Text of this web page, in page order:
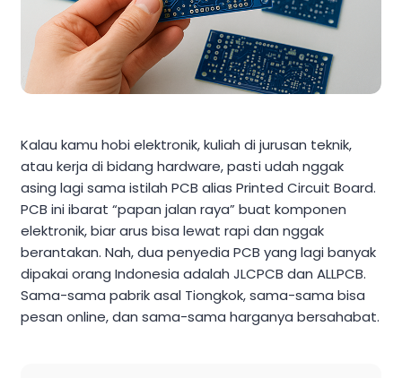
Kalau kamu hobi elektronik, kuliah di jurusan teknik,
atau kerja di bidang hardware, pasti udah nggak
asing lagi sama istilah PCB alias Printed Circuit Board.
PCB ini ibarat “papan jalan raya” buat komponen
elektronik, biar arus bisa lewat rapi dan nggak
berantakan. Nah, dua penyedia PCB yang lagi banyak
dipakai orang Indonesia adalah JLCPCB dan ALLPCB.
Sama-sama pabrik asal Tiongkok, sama-sama bisa
pesan online, dan sama-sama harganya bersahabat.